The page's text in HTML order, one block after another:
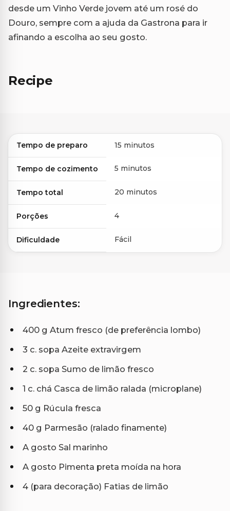
desde um Vinho Verde jovem até um rosé do
Douro, sempre com a ajuda da Gastrona para ir
afinando a escolha ao seu gosto.
Recipe
Tempo de preparo 15 minutos
Tempo de cozimento 5 minutos
Tempo total 20 minutos
Porções 4
Dificuldade Fácil
Ingredientes:
400 g Atum fresco (de preferência lombo)
3 c. sopa Azeite extravirgem
2 c. sopa Sumo de limão fresco
1 c. chá Casca de limão ralada (microplane)
50 g Rúcula fresca
40 g Parmesão (ralado finamente)
A gosto Sal marinho
A gosto Pimenta preta moída na hora
4 (para decoração) Fatias de limão